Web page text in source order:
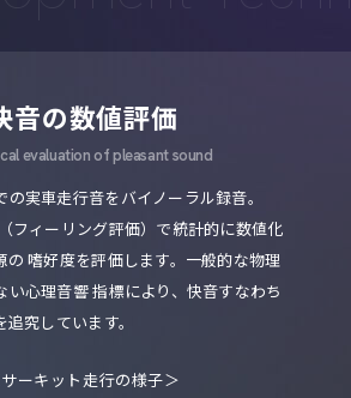
音の数値評価
evaluation of pleasant sound
実車走行音をバイノーラル録音。
フィーリング評価）で統計的に数値化
の 嗜好度を評価します。一般的な物理
い心理音響指標により、快音すなわち
究しています。
ーキット走行の様子＞